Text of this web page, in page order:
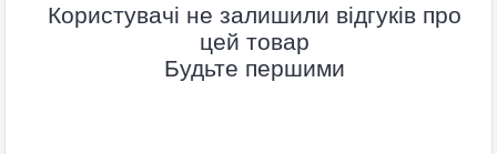
Користувачі не залишили відгуків про
цей товар
Будьте першими